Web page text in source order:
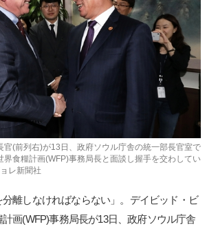
官(前列右)が13日、政府ソウル庁舎の統一部長官室で
界食糧計画(WFP)事務局長と面談し握手を交わしてい
レ新聞社
離しなければならない」。デイビッド・ビ
画(WFP)事務局長が13日、政府ソウル庁舎